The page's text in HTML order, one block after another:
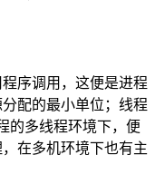
序调用，这便是进程
配的最小单位；线程
的多线程环境下，便
在多机环境下也有主